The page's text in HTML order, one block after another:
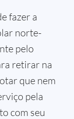
fazer a
norte-
pelo
retirar na
que nem
pela
com seu